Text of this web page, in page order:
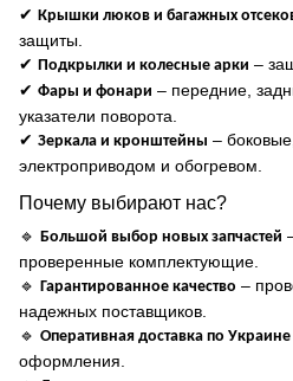
✔ Крышки люков и багажных
защиты.
✔ Подкрылки и колесные арки –
✔ Фары и фонари – передние,
указатели поворота.
✔ Зеркала и кронштейны –
электроприводом и обогревом.
Почему выбирают нас?
🔹 Большой выбор новых запчастей
проверенные комплектующие.
🔹 Гарантированное качество –
надежных поставщиков.
🔹 Оперативная доставка по Украине
оформления.